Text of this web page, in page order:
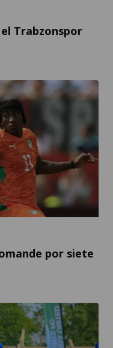
Trabzonspor
por siete